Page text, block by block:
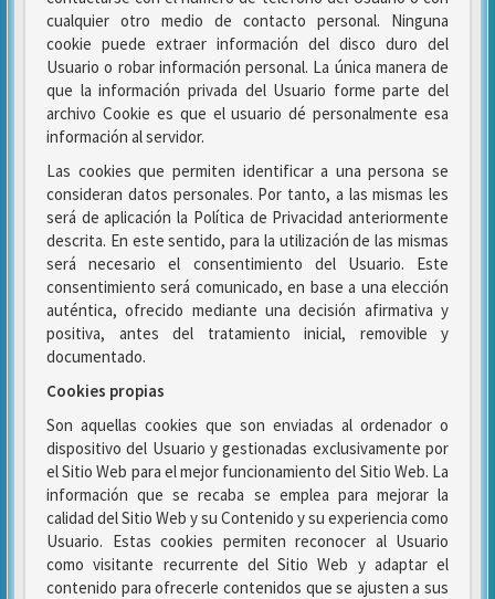
cualquier otro medio de contacto personal. Ninguna
cookie puede extraer información del disco duro del
Usuario o robar información personal. La única manera de
que la información privada del Usuario forme parte del
archivo Cookie es que el usuario dé personalmente esa
información al servidor.
Las cookies que permiten identificar a una persona se
consideran datos personales. Por tanto, a las mismas les
será de aplicación la Política de Privacidad anteriormente
descrita. En este sentido, para la utilización de las mismas
será necesario el consentimiento del Usuario. Este
consentimiento será comunicado, en base a una elección
auténtica, ofrecido mediante una decisión afirmativa y
positiva, antes del tratamiento inicial, removible y
documentado.
Cookies propias
Son aquellas cookies que son enviadas al ordenador o
dispositivo del Usuario y gestionadas exclusivamente por
el Sitio Web para el mejor funcionamiento del Sitio Web. La
información que se recaba se emplea para mejorar la
calidad del Sitio Web y su Contenido y su experiencia como
Usuario. Estas cookies permiten reconocer al Usuario
como visitante recurrente del Sitio Web y adaptar el
contenido para ofrecerle contenidos que se ajusten a sus